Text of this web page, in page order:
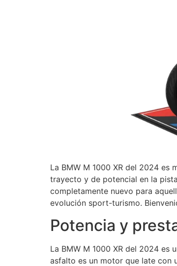
La BMW M 1000 XR del 2024
trayecto y de potencial en la
completamente nuevo para
evolución sport-turismo.
Potencia y
La BMW M 1000 XR del 2024
asfalto es un motor que late con